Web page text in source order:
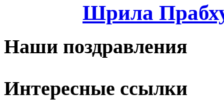
Шрила
Наши поздравления
Интересные ссылки